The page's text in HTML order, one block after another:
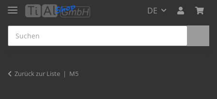
DE
Zurück zur Liste M5